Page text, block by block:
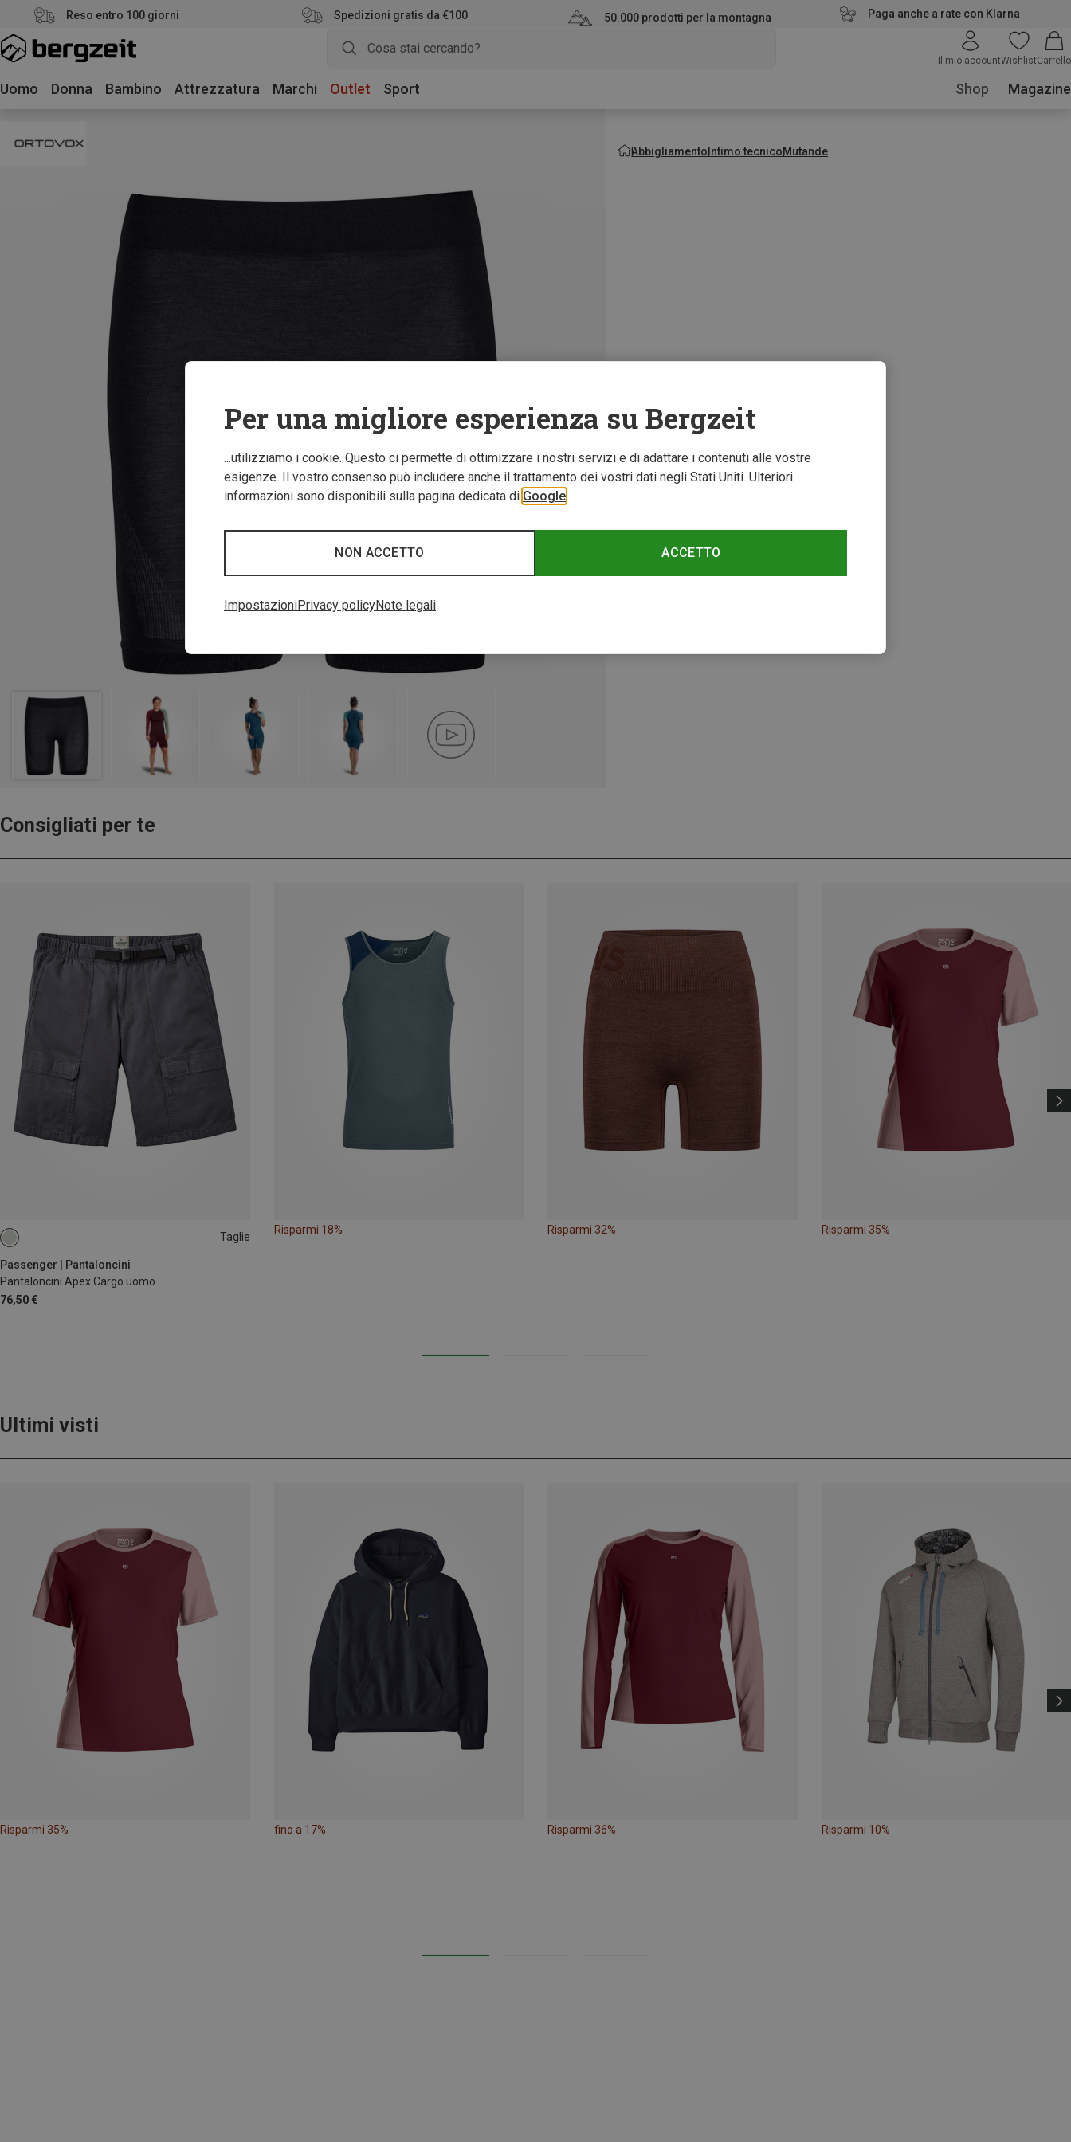
Reso entro 100 giorni Spedizioni gratis da €100 50.000 prodotti per la montagna Paga anche a rate con Klarna
Il mio accountWishlistCarrello
Uomo Donna Bambino Attrezzatura Marchi Outlet Sport Shop Magazine
AbbigliamentoIntimo tecnicoMutande
Consigliati per te
Taglie
Passenger | Pantaloncini
Pantaloncini Apex Cargo uomo
76,50 €
XL
Risparmi 18% Risparmi 32% Risparmi 35%
Ultimi visti
Risparmi 35% fino a 17% Risparmi 36% Risparmi 10%
Per una migliore esperienza su Bergzeit
...utilizziamo i cookie. Questo ci permette di ottimizzare i nostri servizi e di adattare i contenuti alle vostre
esigenze. Il vostro consenso può includere anche il trattamento dei vostri dati negli Stati Uniti. Ulteriori
informazioni sono disponibili sulla pagina dedicata di Google
ACCETTO
NON ACCETTO
ImpostazioniPrivacy policyNote legali